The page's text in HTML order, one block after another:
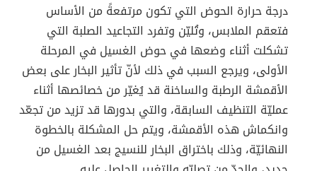
درجة حرارة الحوض التي تكون مرتفعةً من الأساس
فتعقم الملابس، وتُليّن وتفرد التجاعيد الصلبة التي
تشكلت أثناء وضعها في حوض الغسيل في المرحلة
الأولى، ويرجع السبب في ذلك لأنّ تأثير البخار على بعض
الأقمشة الرطبة والساخنة قد يُغيّر من خصائصها أثناء
عمليّة التنظيف السابقة، والتي بدورها قد تزيد من تجعّد
وانكماش هذه الأقمشة، ويتم حل المشكلة بالخطوة
النهائيّة، وذلك باختراق البخار للنسيج بعد الغسيل من